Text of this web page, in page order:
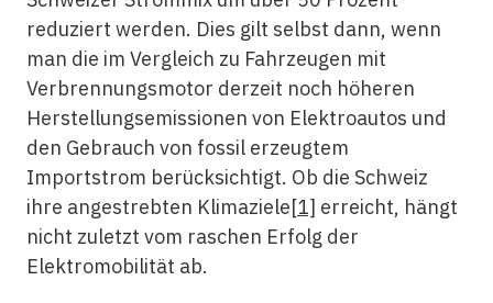
reduziert werden. Dies gilt selbst dann, wenn
man die im Vergleich zu Fahrzeugen mit
Verbrennungsmotor derzeit noch höheren
Herstellungsemissionen von Elektroautos und
den Gebrauch von fossil erzeugtem
Importstrom berücksichtigt. Ob die Schweiz
ihre angestrebten Klimaziele[1] erreicht, hängt
nicht zuletzt vom raschen Erfolg der
Elektromobilität ab.